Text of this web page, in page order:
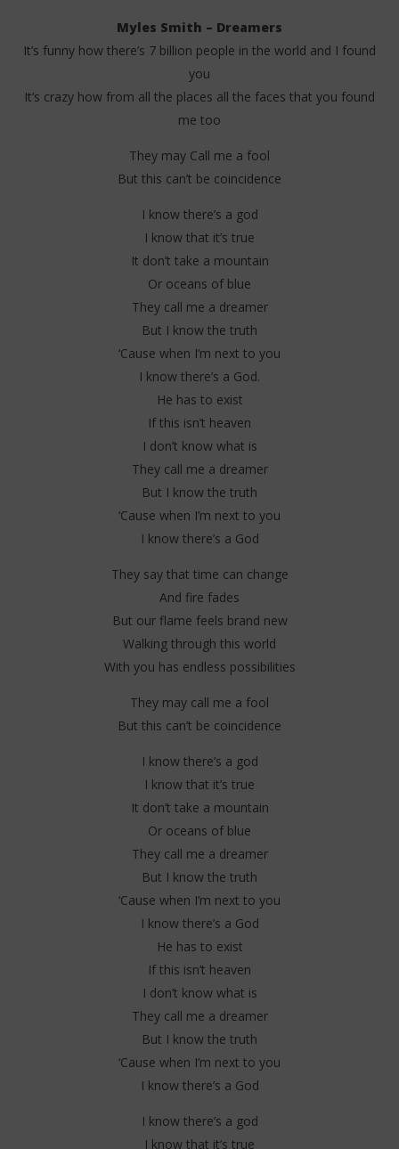
NOW VIEWING
Myles Smith – Dreamers
It’s funny how there’s 7 billion people in the world and I found
you
It’s crazy how from all the places all the faces that you found
me too
They may Call me a fool
But this can’t be coincidence
I know there’s a god
I know that it’s true
It don’t take a mountain
Or oceans of blue
They call me a dreamer
But I know the truth
‘Cause when I’m next to you
I know there’s a God.
He has to exist
If this isn’t heaven
I don’t know what is
They call me a dreamer
But I know the truth
‘Cause when I’m next to you
I know there’s a God
They say that time can change
And fire fades
But our flame feels brand new
Walking through this world
With you has endless possibilities
They may call me a fool
But this can’t be coincidence
I know there’s a god
I know that it’s true
It don’t take a mountain
Or oceans of blue
They call me a dreamer
But I know the truth
‘Cause when I’m next to you
I know there’s a God
He has to exist
If this isn’t heaven
I don’t know what is
They call me a dreamer
But I know the truth
‘Cause when I’m next to you
I know there’s a God
I know there’s a god
I know that it’s true